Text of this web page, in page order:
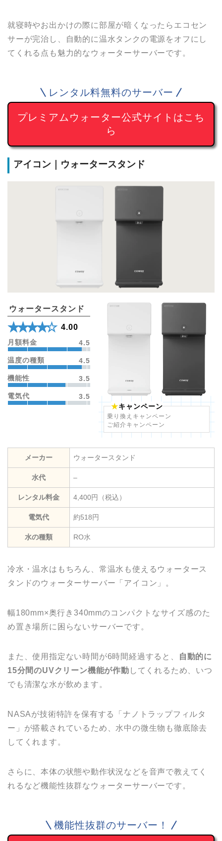
就寝時やお出かけの際に部屋が暗くなったらエコセン
サーが完治し、自動的に温水タンクの電源をオフにし
てくれる点も魅力的なウォーターサーバーです。
レンタル料無料のサーバー
プレミアムウォーター公式サイトはこち
ら
アイコン｜ウォータースタンド
ウォータースタンド
★★★★★
☆☆☆☆☆ 4.00
月額料金 4.5
温度の種類 4.5
機能性 3.5
電気代
3.5
キャンペーン
乗り換えキャンペーン
ご紹介キャンペーン
メーカー ウォータースタンド
水代 –
レンタル料金 4,400円（税込）
電気代 約518円
水の種類 RO水
冷水・温水はもちろん、常温水も使えるウォータース
タンドのウォーターサーバー「アイコン」。
幅180mm×奥行き340mmのコンパクトなサイズ感のた
め置き場所に困らないサーバーです。
また、使用指定ない時間が6時間経過すると、
自動的に
15分間のUVクリーン機能が作動 してくれるため、いつ
でも清潔な水が飲めます。
NASAが技術特許を保有する「ナノトラップフィルタ
ー」が搭載されているため、水中の微生物も徹底除去
してくれます。
さらに、本体の状態や動作状況などを音声で教えてく
れるなど機能性抜群なウォーターサーバーです。
機能性抜群のサーバー！